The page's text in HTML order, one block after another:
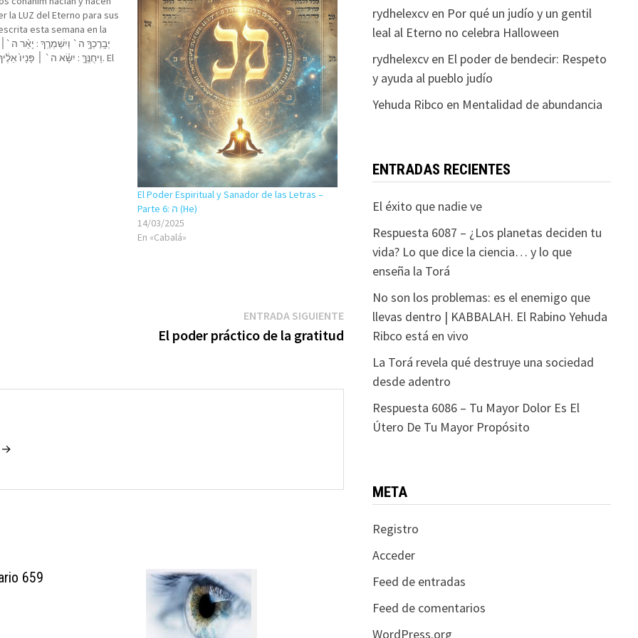
la LUZ del Eterno para sus
esta semana en la
El Poder Espiritual y Sanador de las Letras –
Parte 6: ה (He)
14/03/2025
En «Cabalá»
ENTRADA SIGUIENTEEntrada
siguiente:
El poder práctico de la gratitud
→
659
rydhelexcven Por qué un judío y un gentil
leal al Eterno no celebra Halloween
rydhelexcven El poder de bendecir: Respeto
y ayuda al pueblo judío
Yehuda Ribco en Mentalidad de abundancia
ENTRADAS RECIENTES
El éxito que nadie ve
Respuesta 6087 – ¿Los planetas deciden tu
vida? Lo que dice la ciencia… y lo que
enseña la Torá
No son los problemas: es el enemigo que
llevas dentro | KABBALAH. El Rabino Yehuda
Ribco está en vivo
La Torá revela qué destruye una sociedad
desde adentro
Respuesta 6086 – Tu Mayor Dolor Es El
Útero De Tu Mayor Propósito
META
Registro
Acceder
Feed de entradas
Feed de comentarios
WordPress.org